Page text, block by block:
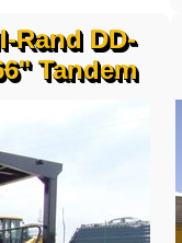
Rand DD-
Tandem